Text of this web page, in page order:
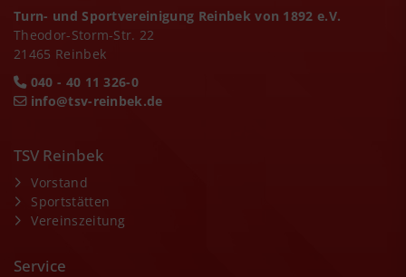
Turn- und Sportvereinigung Reinbek von 1892 e.V.
Theodor-Storm-Str. 22
21465 Reinbek
040 - 40 11 326-0
info@tsv-reinbek.de
TSV Reinbek
Vorstand
Sportstätten
Vereinszeitung
Service